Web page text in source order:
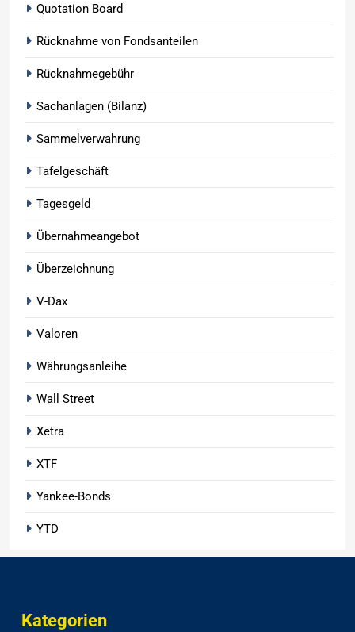
Quotation Board
Rücknahme von Fondsanteilen
Rücknahmegebühr
Sachanlagen (Bilanz)
Sammelverwahrung
Tafelgeschäft
Tagesgeld
Übernahmeangebot
Überzeichnung
V-Dax
Valoren
Währungsanleihe
Wall Street
Xetra
XTF
Yankee-Bonds
YTD
Kategorien